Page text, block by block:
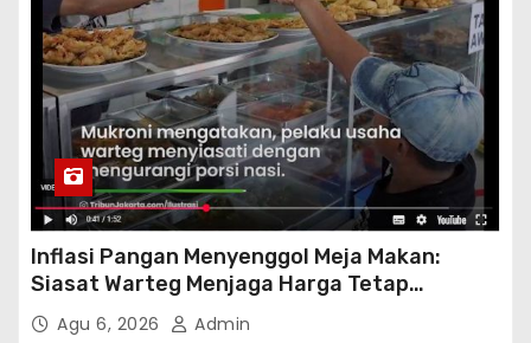
Inflasi Pangan Menyenggol Meja Makan:
Siasat Warteg Menjaga Harga Tetap
Terjangkau
Agu 6, 2026 Admin